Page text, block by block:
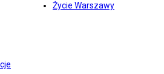
Życie Warszawy